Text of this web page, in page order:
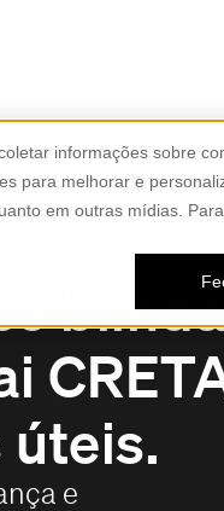
informações sobre
para melhorar e
em outras mídias.
blinda
úteis.
e